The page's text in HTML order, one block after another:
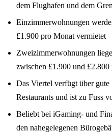
dem Flughafen und dem
Einzimmerwohnungen
£1.900 pro Monat vermietet
Zweizimmerwohnungen
zwischen £1.900 und
Das Viertel verfügt über gute
Restaurants und ist zu Fuss
Beliebt bei iGaming- und
den nahegelegenen